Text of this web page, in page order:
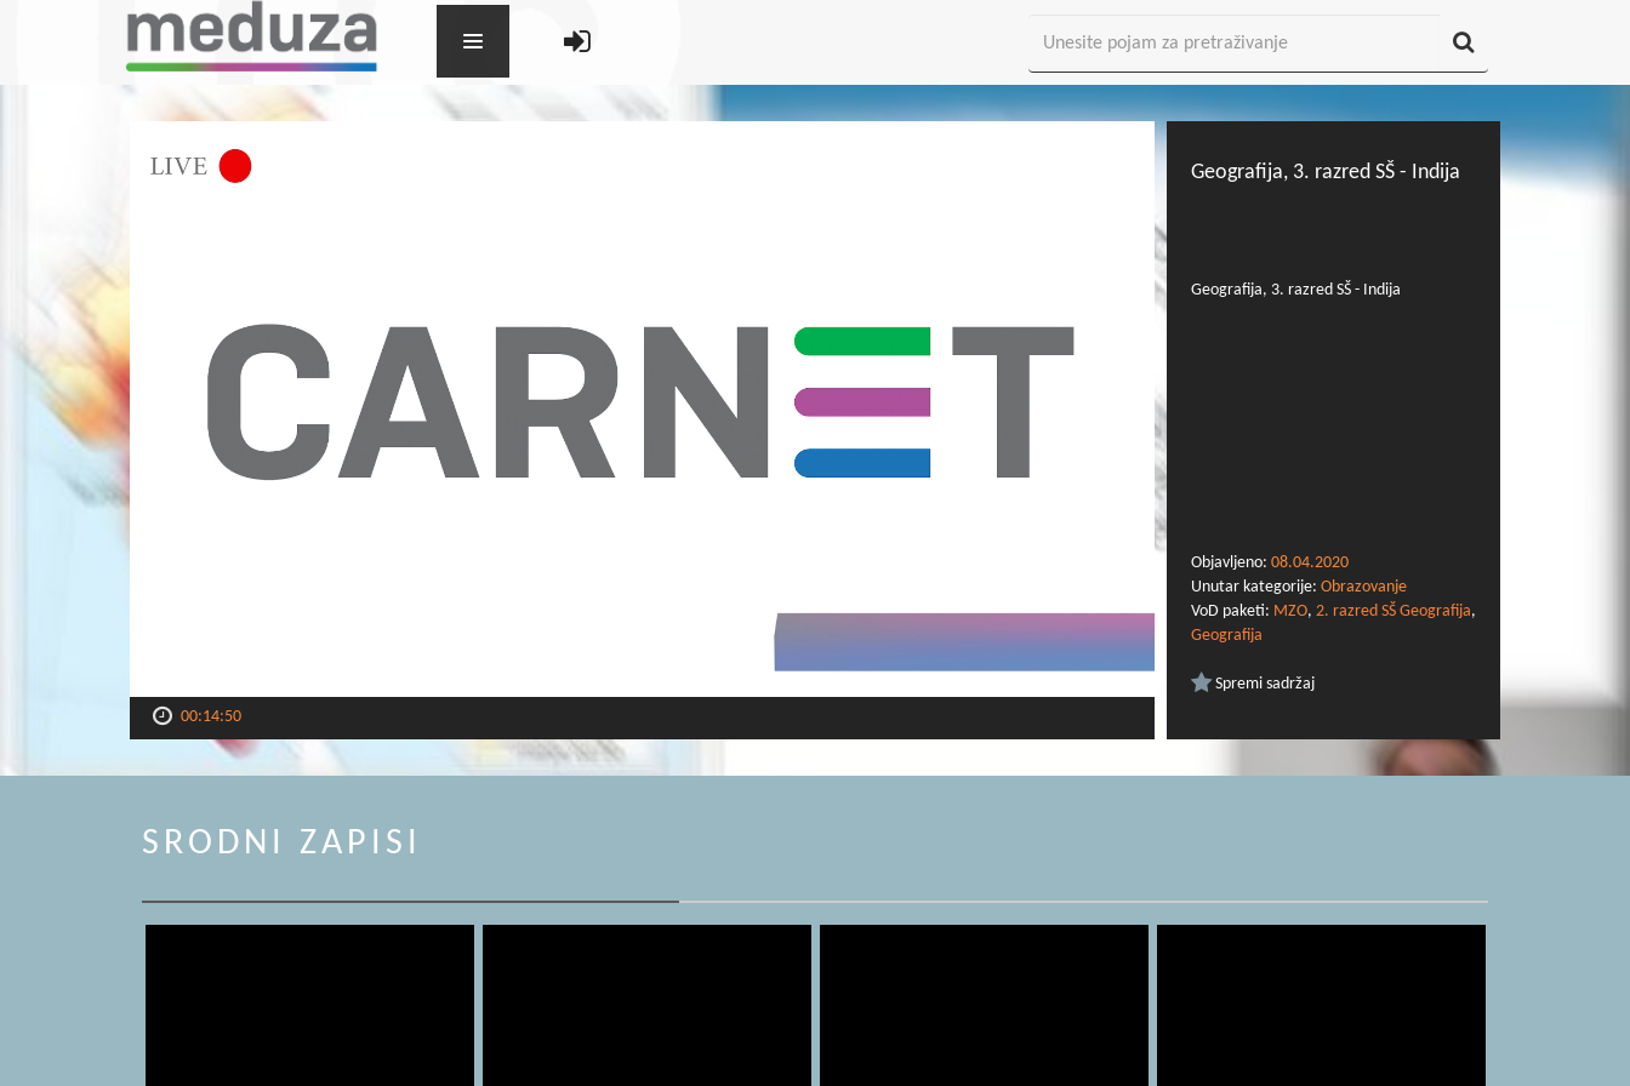
00:14:50
Geografija, 3. razred SŠ - Indija
Geografija, 3. razred SŠ - Indija
Objavljeno: 08.04.2020
Unutar kategorije: Obrazovanje
VoD paketi: MZO, 2. razred SŠ Geografija,
Geografija
Spremi sadržaj
SRODNI ZAPISI